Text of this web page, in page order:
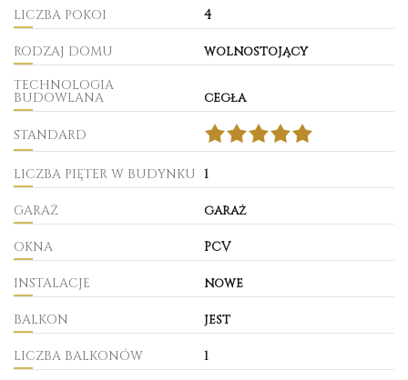
LICZBA POKOI 4
RODZAJ DOMU
wolnostojący
TECHNOLOGIA
BUDOWLANA cegła
STANDARD
LICZBA PIĘTER W BUDYNKU 1
GARAŻ garaż
OKNA PCV
INSTALACJE nowe
BALKON jest
LICZBA BALKONÓW 1